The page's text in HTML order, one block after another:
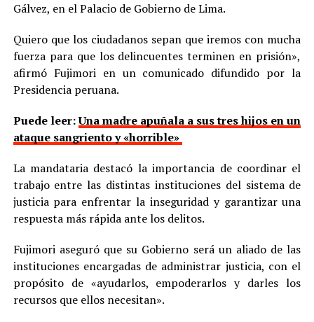
Gálvez, en el Palacio de Gobierno de Lima.
Quiero que los ciudadanos sepan que iremos con mucha
fuerza para que los delincuentes terminen en prisión»,
afirmó Fujimori en un comunicado difundido por la
Presidencia peruana.
Puede leer:Una madre apuñala a sus tres hijos en un
ataque sangriento y «horrible»
La mandataria destacó la importancia de coordinar el
trabajo entre las distintas instituciones del sistema de
justicia para enfrentar la inseguridad y garantizar una
respuesta más rápida ante los delitos.
Fujimori aseguró que su Gobierno será un aliado de las
instituciones encargadas de administrar justicia, con el
propósito de «ayudarlos, empoderarlos y darles los
recursos que ellos necesitan».